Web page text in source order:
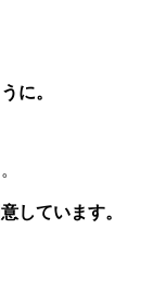
に。
しています。